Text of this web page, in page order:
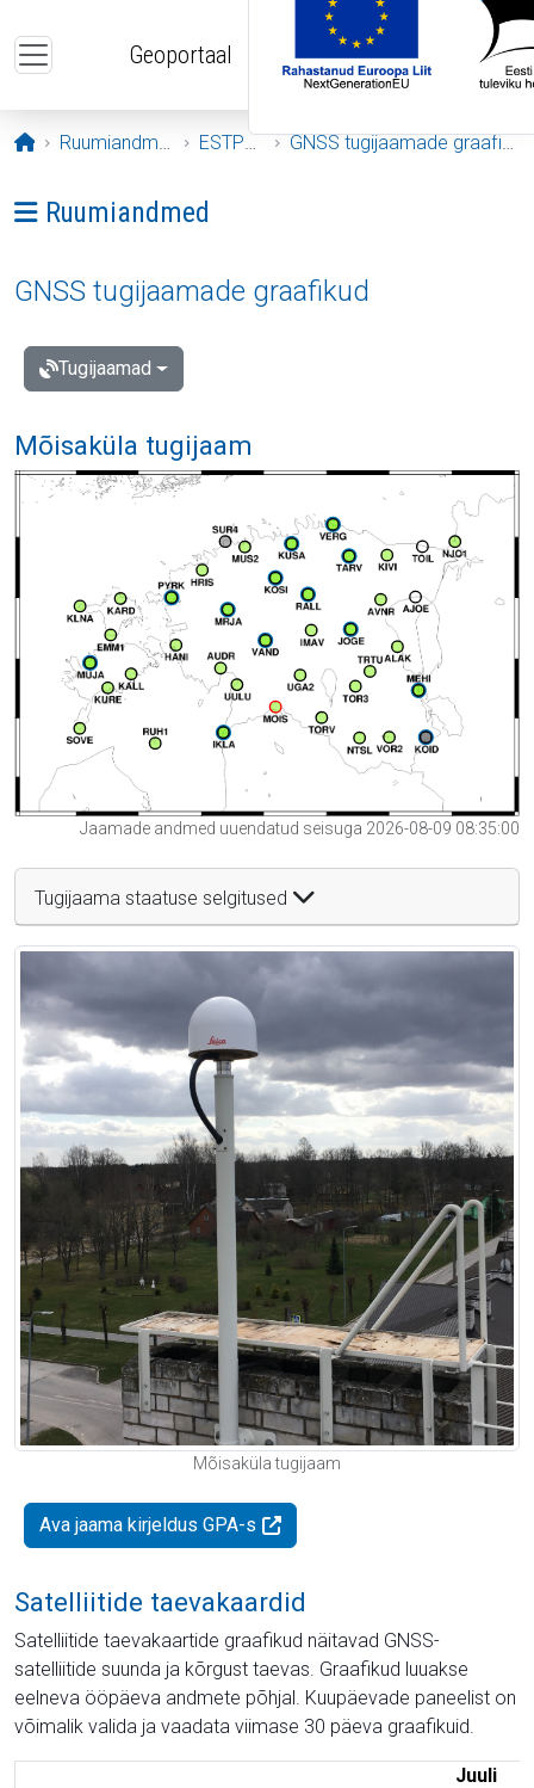
Geoportaal
Avaleht
Ruumiandmed ESTPOS GNSS tugijaamade graafikud
Ava menüü: Ruumiandmed
Ruumiandmed
GNSS tugijaamade graafikud
Tugijaamad
Mõisaküla tugijaam
Jaamade andmed uuendatud seisuga 2026-08-09 08:35:00
Tugijaama staatuse selgitused
Mõisaküla tugijaam
Ava jaama kirjeldus GPA-s
Satelliitide taevakaardid
Satelliitide taevakaartide graafikud näitavad GNSS-
satelliitide suunda ja kõrgust taevas. Graafikud luuakse
eelneva ööpäeva andmete põhjal. Kuupäevade paneelist on
võimalik valida ja vaadata viimase 30 päeva graafikuid.
Juuli